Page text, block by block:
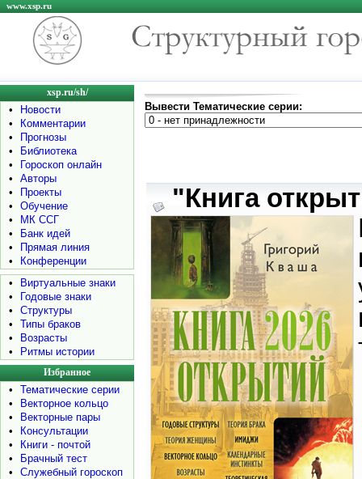
www.xsp.ru
xsp.ru/sh/
•
Новости
•
Комментарии
•
Прогнозы
•
Библиотека
•
Гороскоп онлайн
•
Авторы
•
Проекты
•
Обучение
•
МК ССГ
•
Банк идей
•
Прямая линия
•
Конференции
•
Виртуальные знаки
•
Годовые знаки
•
Структуры
•
Типы браков
•
Возрасты
•
Ритмы истории
Избранное
•
Тематические серии
•
Векторное кольцо
•
Векторные пары
•
Консультации
•
Книги - почтой
•
Брачный тест
•
Служебный гороскоп
Вывести Тематические серии:
"Книга